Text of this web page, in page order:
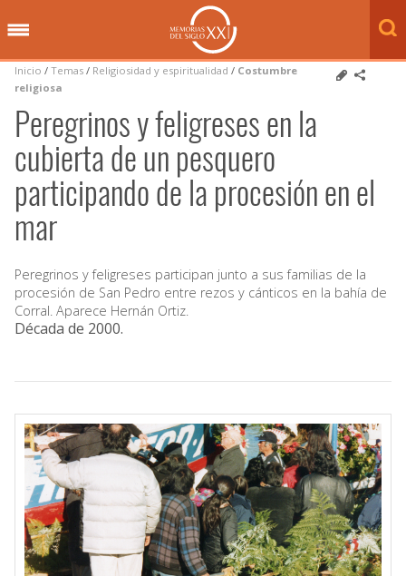
Inicio / Temas / Religiosidad y espiritualidad / Costumbre
religiosa
Peregrinos y feligreses en la
cubierta de un pesquero
participando de la procesión en el
mar
Peregrinos y feligreses participan junto a sus familias de la
procesión de San Pedro entre rezos y cánticos en la bahía de
Corral. Aparece Hernán Ortiz.
Década de 2000.